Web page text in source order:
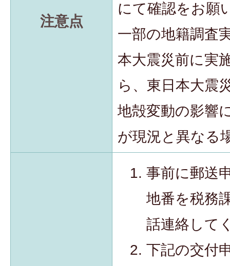
注意点
にて確認をお願
一部の地籍調査
本大震災前に実
ら、東日本大震
地殻変動の影響
が現況と異なる
事前に郵送
地番を税務
話連絡して
下記の交付